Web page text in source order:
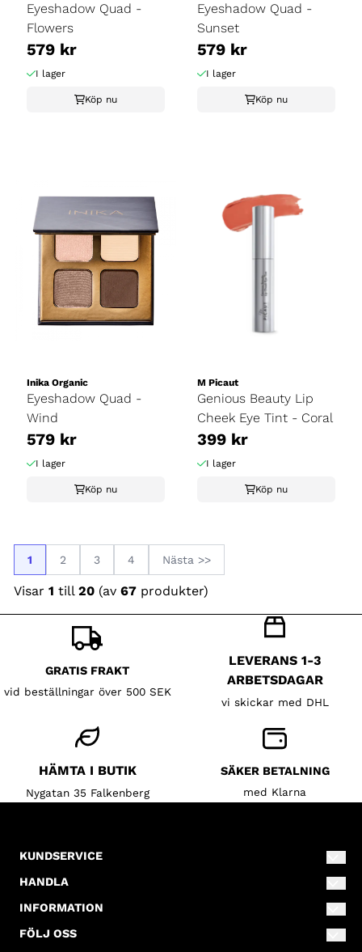
Eyeshadow Quad -
Flowers
579 kr
I lager
Köp nu
Eyeshadow Quad -
Sunset
579 kr
I lager
Köp nu
Inika Organic
Eyeshadow Quad -
Wind
579 kr
I lager
Köp nu
M Picaut
Genious Beauty Lip
Cheek Eye Tint - Coral
399 kr
I lager
Köp nu
1 2 3 4 Nästa >>
Visar 1 till 20(av 67produkter)
GRATIS FRAKT
vid beställningar över 500 SEK
LEVERANS 1-3
ARBETSDAGAR
vi skickar med DHL
HÄMTA I BUTIK
Nygatan 35 Falkenberg
SÄKER BETALNING
med Klarna
KUNDSERVICE
info@lillahalsokompaniet.se
Nygatan 35
HANDLA
Villkor
Kontakta oss
INFORMATION
Om oss
FÖLJ OSS